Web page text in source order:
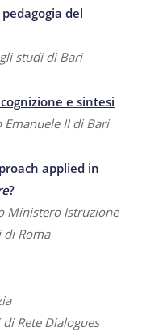
del
studi di Bari
e sintesi
Emanuele II di Bari
applied in
?
Ministero Istruzione
di Roma
Rete Dialogues